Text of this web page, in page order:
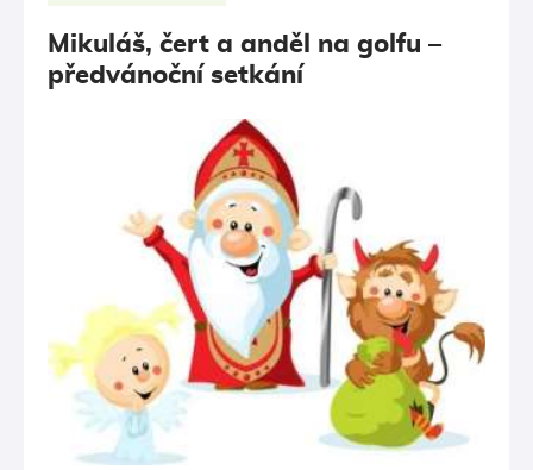
Mikuláš, čert a anděl na golfu –
předvánoční setkání